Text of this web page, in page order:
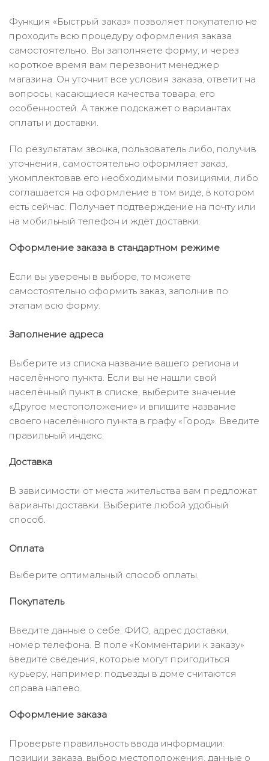
Функция «Быстрый заказ» позволяет покупателю не
проходить всю процедуру оформления заказа
самостоятельно. Вы заполняете форму, и через
короткое время вам перезвонит менеджер
магазина. Он уточнит все условия заказа, ответит на
вопросы, касающиеся качества товара, его
особенностей. А также подскажет о вариантах
оплаты и доставки.
По результатам звонка, пользователь либо, получив
уточнения, самостоятельно оформляет заказ,
укомплектовав его необходимыми позициями, либо
соглашается на оформление в том виде, в котором
есть сейчас. Получает подтверждение на почту или
на мобильный телефон и ждёт доставки.
Оформление заказа в стандартном режиме
Если вы уверены в выборе, то можете
самостоятельно оформить заказ, заполнив по
этапам всю форму.
Заполнение адреса
Выберите из списка название вашего региона и
населённого пункта. Если вы не нашли свой
населённый пункт в списке, выберите значение
«Другое местоположение» и впишите название
своего населённого пункта в графу «Город». Введите
правильный индекс.
Доставка
В зависимости от места жительства вам предложат
варианты доставки. Выберите любой удобный
способ.
Оплата
Выберите оптимальный способ оплаты.
Покупатель
Введите данные о себе: ФИО, адрес доставки,
номер телефона. В поле «Комментарии к заказу»
введите сведения, которые могут пригодиться
курьеру, например: подъезды в доме считаются
справа налево.
Оформление заказа
Проверьте правильность ввода информации:
позиции заказа, выбор местоположения, данные о